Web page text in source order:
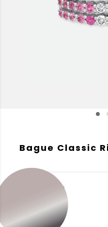
Bague Classic
COULEUR DE L'OR